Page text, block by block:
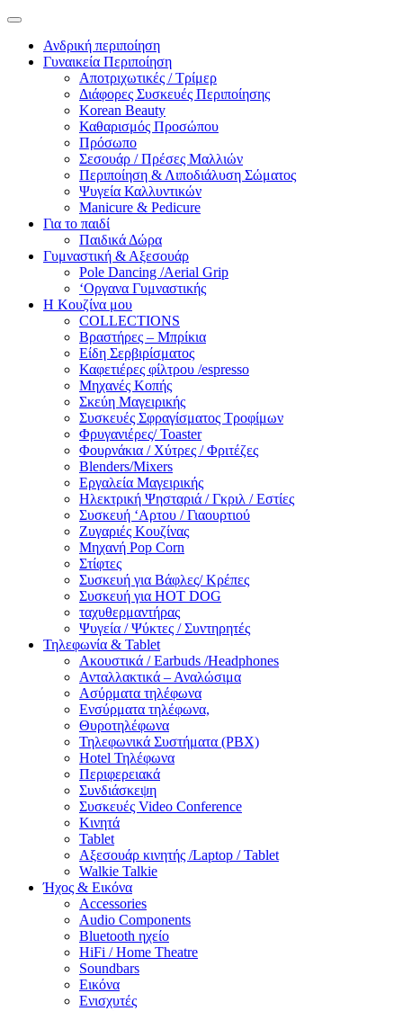
Ανδρική περιποίηση
Γυναικεία Περιποίηση
Αποτριχωτικές / Τρίμερ
Διάφορες Συσκευές Περιποίησης
Korean Beauty
Καθαρισμός Προσώπου
Πρόσωπο
Σεσουάρ / Πρέσες Μαλλιών
Περιποίηση & Λιποδιάλυση Σώματος
Ψυγεία Καλλυντικών
Manicure & Pedicure
Για το παιδί
Παιδικά Δώρα
Γυμναστική & Αξεσουάρ
Pole Dancing /Aerial Grip
‘Οργανα Γυμναστικής
Η Κουζίνα μου
COLLECTIONS
Βραστήρες – Μπρίκια
Είδη Σερβιρίσματος
Καφετιέρες φίλτρου /espresso
Μηχανές Κοπής
Σκεύη Μαγειρικής
Συσκευές Σφραγίσματος Τροφίμων
Φρυγανιέρες/ Toaster
Φουρνάκια / Χύτρες / Φριτέζες
Blenders/Mixers
Εργαλεία Μαγειρικής
Ηλεκτρική Ψησταριά / Γκριλ / Eστίες
Συσκευή ‘Αρτου / Γιαουρτιού
Ζυγαριές Κουζίνας
Μηχανή Pop Corn
Στίφτες
Συσκευή για Βάφλες/ Κρέπες
Συσκευή για HOT DOG
ταχυθερμαντήρας
Ψυγεία / Ψύκτες / Συντηρητές
Τηλεφωνία & Tablet
Ακουστικά / Earbuds /Headphones
Ανταλλακτικά – Αναλώσιμα
Ασύρματα τηλέφωνα
Ενσύρματα τηλέφωνα,
Θυροτηλέφωνα
Τηλεφωνικά Συστήματα (PBX)
Hotel Τηλέφωνα
Περιφερειακά
Συνδιάσκεψη
Συσκευές Video Conference
Κινητά
Tablet
Αξεσουάρ κινητής /Laptop / Tablet
Walkie Talkie
Ήχος & Εικόνα
Accessories
Audio Components
Bluetooth ηχείο
HiFi / Home Theatre
Soundbars
Εικόνα
Ενισχυτές